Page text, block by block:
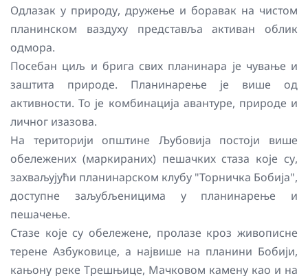
Одлазак у природу, дружење и боравак на чистом
планинском ваздуху представља активан облик
одмора.
Посебан циљ и брига свих планинара је чување и
заштита природе. Планинарење је више од
активности. То је комбинација авантуре, природе и
личног изазова.
На територији општине Љубовија постоји више
обележених (маркираних) пешачких стаза које су,
захваљујући планинарском клубу "Торничка Бобија",
доступне заљубљеницима у планинарење и
пешачење.
Стазе које су обележене, пролазе кроз живописне
терене Азбуковице, а највише на планини Бобији,
кањону реке Трешњице, Мачковом камену као и на